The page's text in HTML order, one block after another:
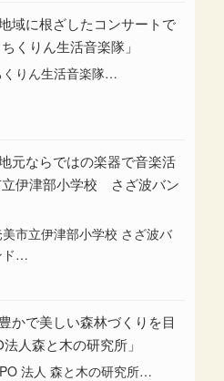
域に根ざしたコンサートで
くりん生活音楽隊」
くりん生活音楽隊…
元ならではの楽器で音楽活
伊津部小学校 さざ波バン
市立伊津部小学校 さざ波バ
ド…
かで美しい森林づくりを目
人森と木の研究所」
法人 森と木の研究所…